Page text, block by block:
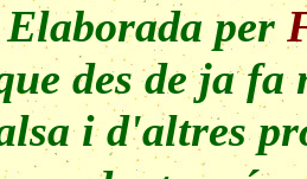
per
des de ja
i d'altres